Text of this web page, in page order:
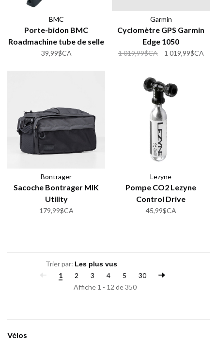
BMC
Porte-bidon BMC
Roadmachine tube de selle
39,99$CA
Garmin
Cyclomètre GPS Garmin
Edge 1050
1 019,99$CA 1 019,99$CA
Bontrager
Sacoche Bontrager MIK
Utility
179,99$CA
Lezyne
Pompe CO2 Lezyne
Control Drive
45,99$CA
Trier par:
1
2 3 4 5
30
Affiche 1 - 12 de 350
Vélos